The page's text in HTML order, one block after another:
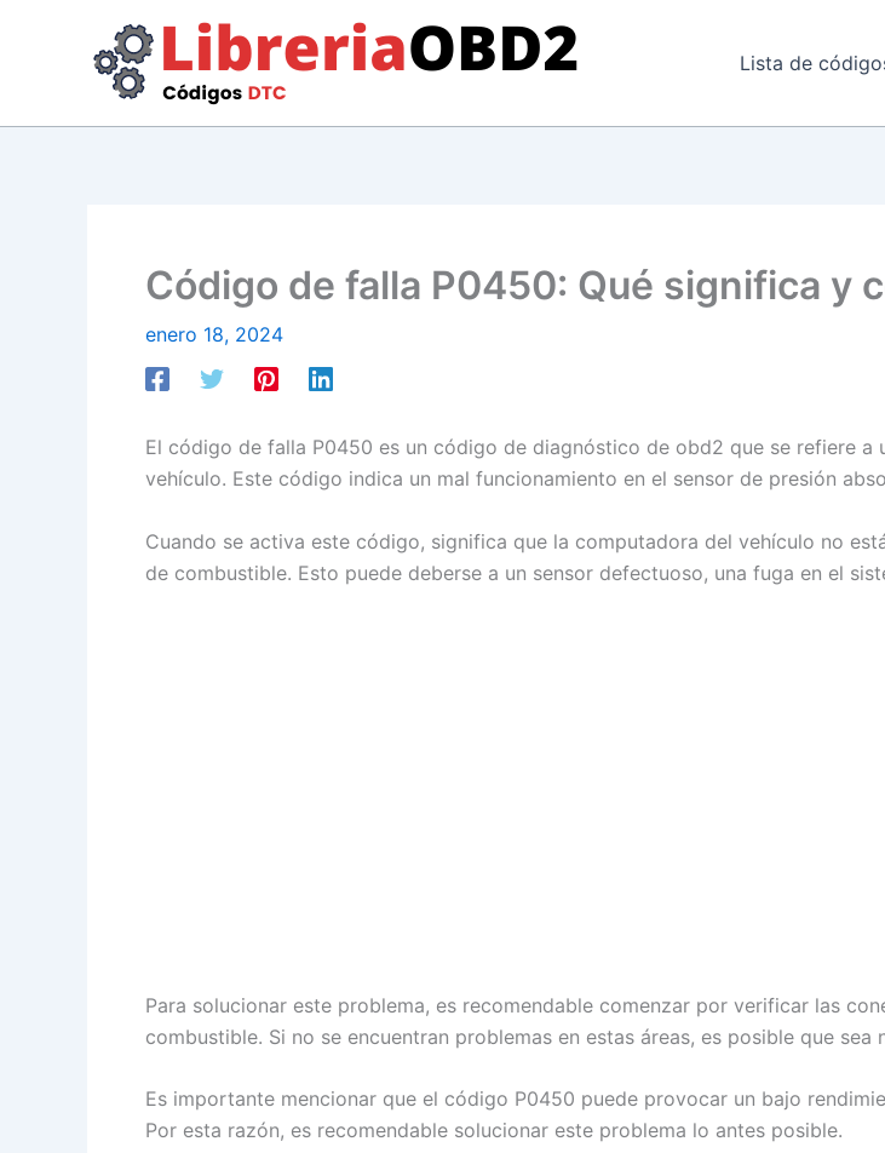
Lista de
Código de falla P0450: Qué significa y
enero 18, 2024
El código de falla P0450 es un código de diagnóstico de obd2 que se refiere a
vehículo. Este código indica un mal funcionamiento en el sensor de presión
Cuando se activa este código, significa que la computadora del vehículo no
de combustible. Esto puede deberse a un sensor defectuoso, una fuga en el
Para solucionar este problema, es recomendable comenzar por verificar las
combustible. Si no se encuentran problemas en estas áreas, es posible que
Es importante mencionar que el código P0450 puede provocar un bajo
Por esta razón, es recomendable solucionar este problema lo antes posible.